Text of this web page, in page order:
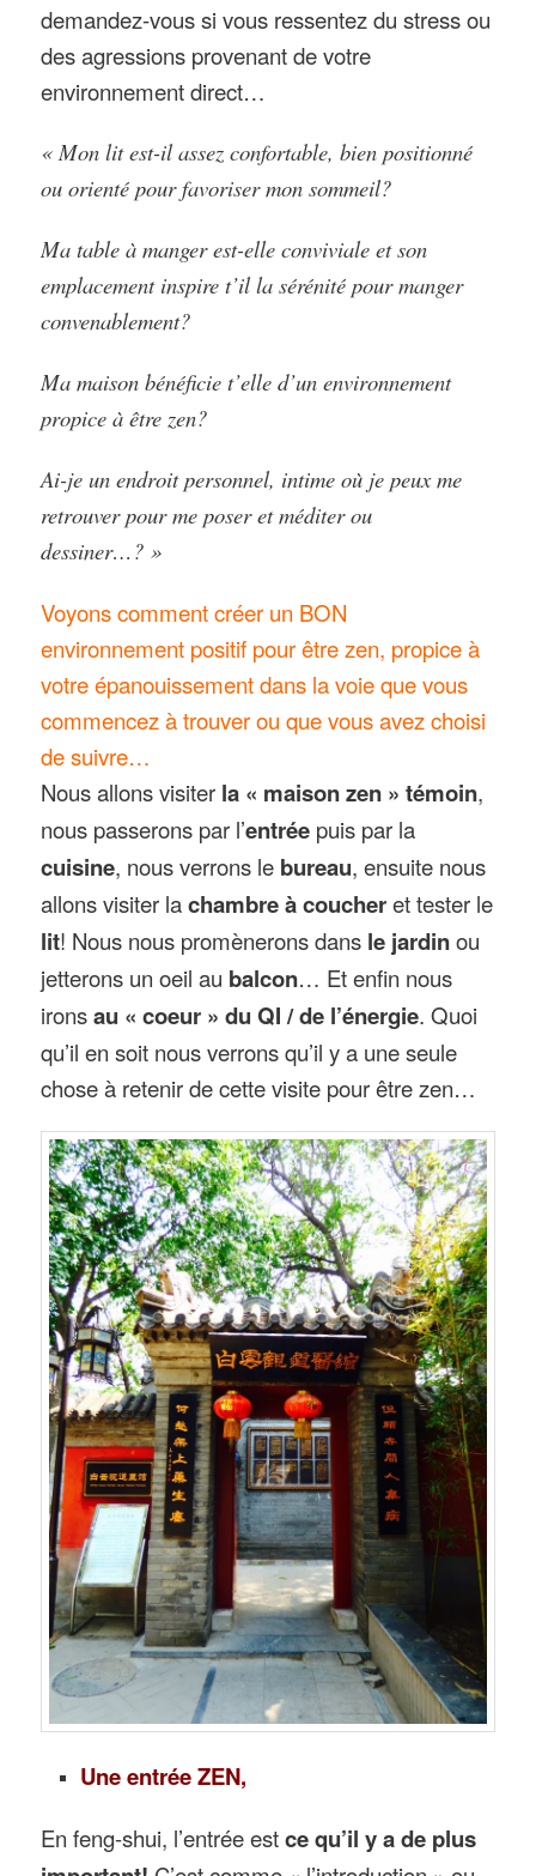
demandez-vous si vous ressentez du stress ou
des agressions provenant de votre
environnement direct…
« Mon lit est-il assez confortable, bien positionné
ou orienté pour favoriser mon sommeil?
Ma table à manger est-elle conviviale et son
emplacement inspire t’il la sérénité pour manger
convenablement?
Ma maison bénéficie t’elle d’un environnement
propice à être zen?
Ai-je un endroit personnel, intime où je peux me
retrouver pour me poser et méditer ou
dessiner…? »
Voyons comment créer un BON
environnement positif pour être zen, propice à
votre épanouissement dans la voie que vous
commencez à trouver ou que vous avez choisi
de suivre…
Nous allons visiter la « maison zen » témoin,
nous passerons par l’entrée puis par la
cuisine, nous verrons le bureau, ensuite nous
allons visiter lachambre à coucheret tester le
lit! Nous nous promènerons dans le jardinou
jetterons un oeil au balcon… Et enfin nous
ironsau « coeur » du QI / de l’énergie. Quoi
qu’il en soit nous verrons qu’il y a une seule
chose à retenir de cette visite pour être zen…
Une entrée ZEN,
En feng-shui, l’entrée estce qu’il y a de plus